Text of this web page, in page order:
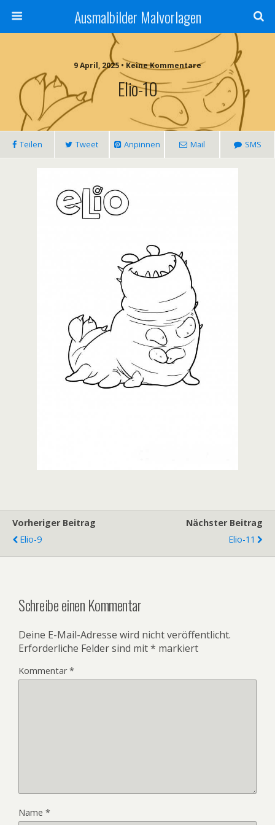
Ausmalbilder Malvorlagen
9 April, 2025 • Keine Kommentare
Elio-10
Teilen Tweet Anpinnen Mail SMS
Vorheriger Beitrag
Elio-9
Nächster Beitrag
Elio-11
Schreibe einen Kommentar
Deine E-Mail-Adresse wird nicht veröffentlicht.
Erforderliche Felder sind mit* markiert
Kommentar*
Name *